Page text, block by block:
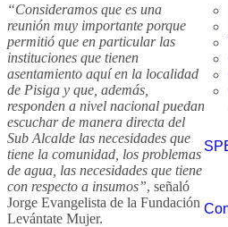
“Consideramos que es una
reunión muy importante porque
permitió que en particular las
instituciones que tienen
asentamiento aquí en la localidad
de Pisiga y que, además,
responden a nivel nacional puedan
escuchar de manera directa del
Sub Alcalde las necesidades que
tiene la comunidad, los problemas
de agua, las necesidades que tiene
con respecto a insumos”, señaló
Jorge Evangelista de la Fundación
Levántate Mujer.